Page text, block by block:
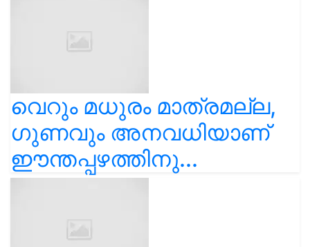
വെറും മധുരം മാത്രമല്ല,
ഗുണവും അനവധിയാണ്
ഈന്തപ്പഴത്തിനു...